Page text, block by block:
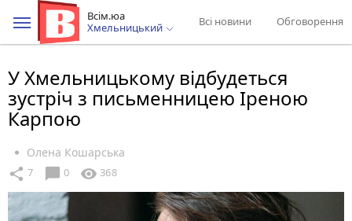
Всім.юа
Хмельницький
Всі новини Обговорення
У Хмельницькому відбудеться
зустріч з письменницею Іреною
Карпою
Олена Кошарська
share 7 chat_bubble 0 visibility 368